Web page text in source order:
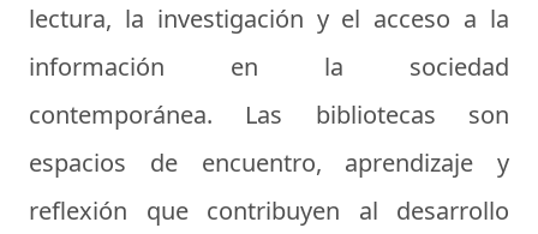
lectura, la investigación y el acceso a la
información en la sociedad
contemporánea. Las bibliotecas son
espacios de encuentro, aprendizaje y
reflexión que contribuyen al desarrollo